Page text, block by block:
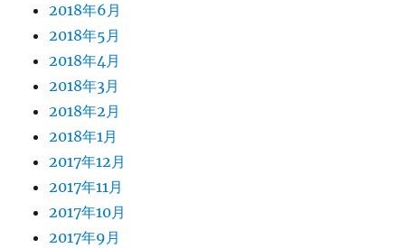
2018年6月
2018年5月
2018年4月
2018年3月
2018年2月
2018年1月
2017年12月
2017年11月
2017年10月
2017年9月